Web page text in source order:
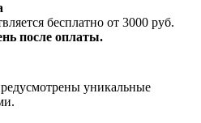
бесплатно от 3000 руб.
после оплаты.
уникальные